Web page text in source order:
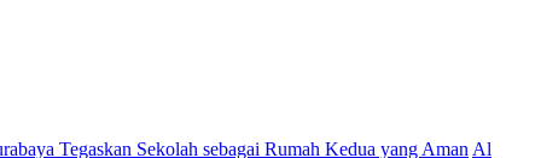
Tegaskan Sekolah sebagai Rumah Kedua yang Aman Al